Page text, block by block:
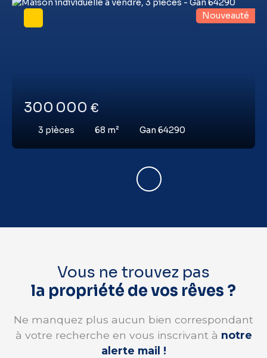
300 000 €
3 pièces 68 m² Gan 64290
Nouveauté
Vous ne trouvez pas
la propriété de vos rêves ?
Ne manquez plus aucun bien correspondant
à votre recherche en vous inscrivant à notre
alerte mail !